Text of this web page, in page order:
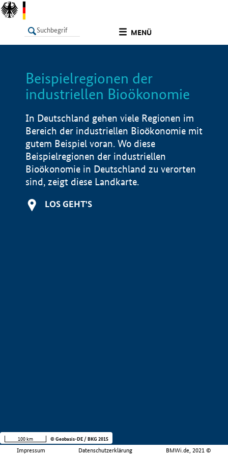
MENÜ
LISTE
Beispielregionen der
industriellen Bioökonomie
In Deutschland gehen viele Regionen im
Bereich der industriellen Bioökonomie mit
gutem Beispiel voran. Wo diese
Beispielregionen der industriellen
Bioökonomie in Deutschland zu verorten
sind, zeigt diese Landkarte.
LOS GEHT'S
Impressum Datenschutzerklärung BMWi.de, 2021 ©
100 km © Geobasis-DE / BKG 2015